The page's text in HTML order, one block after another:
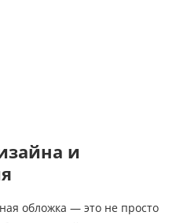
и
обложка — это не просто